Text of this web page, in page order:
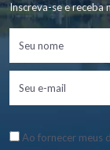
Inscreva-se e receba
Ao fornecer meus